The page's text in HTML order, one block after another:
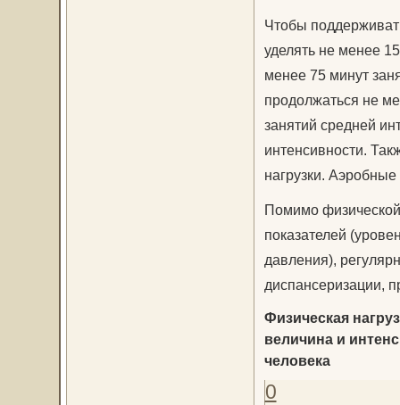
Чтобы
уделять не менее
менее 75 минут
продолжаться не
занятий средней
интенсивности.
нагрузки.
Помимо физической
показателей
давления),
диспансеризации,
Физическая
величина и
человека
0